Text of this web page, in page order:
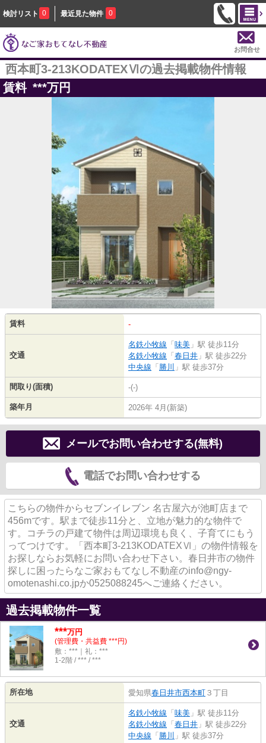
検討リスト 0 最近見た物件 0
お問合せ
西本町3-213KODATEXⅥの過去掲載物件情報
賃料 ***万円
賃料 -
交通
名鉄小牧線 「 味美 」駅 徒歩11分
名鉄小牧線 「 春日井 」駅 徒歩22分
中央線 「 勝川 」駅 徒歩37分
間取り(面積) -(-)
築年月 2026年 4月(新築)
メールでお問い合わせする(無料)
電話でお問い合わせする
こちらの物件からセブンイレブン 名古屋六が池町店まで
456mです。駅まで徒歩11分と、立地が魅力的な物件で
す。コチラの戸建て物件は周辺環境も良く、子育てにもう
ってつけです。「西本町3-213KODATEXⅥ」の物件情報を
お探しならお気軽にお問い合わせ下さい。春日井市の物件
探しに困ったらなご家おもてなし不動産のinfo@ngy-
omotenashi.co.jpか0525088245へご連絡ください。
過去掲載物件一覧
***万円
(管理費・共益費 ***円)
敷：***｜礼：***
1-2階 / *** / ***
所在地 愛知県春日井市西本町 ３丁目
交通
名鉄小牧線 「 味美 」駅 徒歩11分
名鉄小牧線 「 春日井 」駅 徒歩22分
中央線 「 勝川 」駅 徒歩37分